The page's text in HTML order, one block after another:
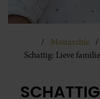
Monarchie
Schattig: Lieve